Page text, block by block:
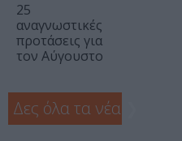
25
αναγνωστικές
προτάσεις για
τον Αύγουστο
Δες όλα τα νέα